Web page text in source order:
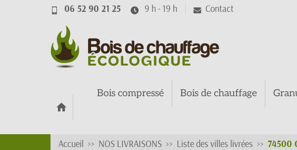
06 52 90 21 25 9 h - 19 h Contact
Bois compressé Bois de chauffage
Accueil NOS LIVRAISONS Liste des villes livrées 74500